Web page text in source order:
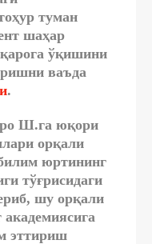
туман
шаҳар
ўқишини
ваъда
.
Ш.га юқори
орқали
юртининг
тўғрисидаги
шу орқали
эттириш